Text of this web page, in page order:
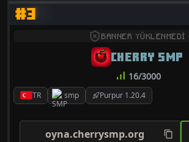
#3
BANNER YÜKLENMEDİ
TR smp Purpur 1.20.4
CHERRY SMP
16/3000
oyna.cherrysmp.org